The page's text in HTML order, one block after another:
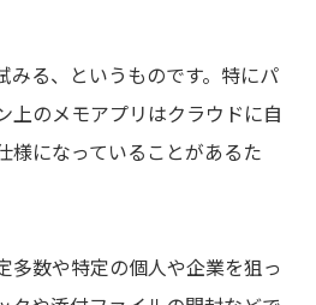
みる、というものです。特にパ
上のメモアプリはクラウドに自
様になっていることがあるた
多数や特定の個人や企業を狙っ